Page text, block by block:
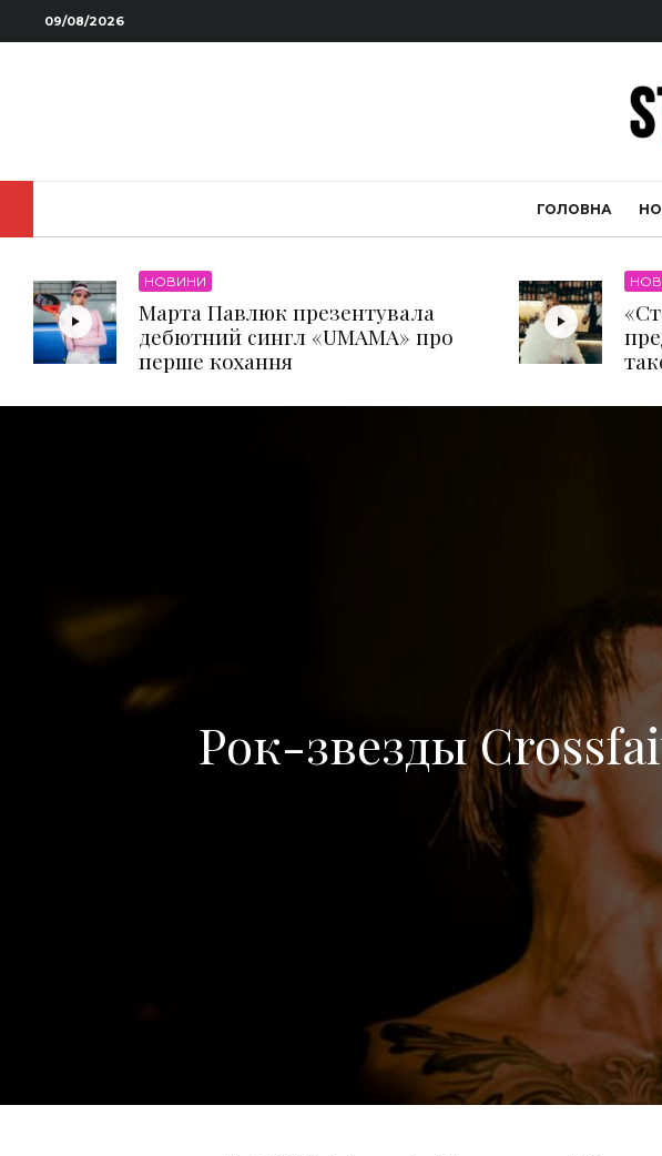
09/08/2026
ГОЛОВНА
НОВИНИ
Марта Павлюк презентувала
дебютний сингл «UМАМА» про
перше кохання
Рок-звезды